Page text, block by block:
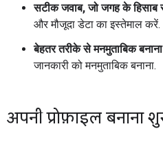
सटीक जवाब, जो जगह के हिसाब
और मौजूदा डेटा का इस्तेमाल करें.
बेहतर तरीके से मनमुताबिक
जानकारी को मनमुताबिक बनाना.
अपनी प्रोफ़ाइल बनाना